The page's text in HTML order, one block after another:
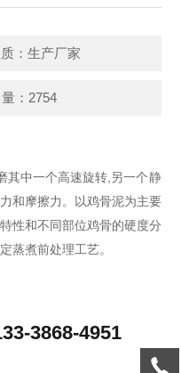
：生产厂家
：2754
其中一个高速旋转,另一个静
和摩擦力。以鸡骨泥为主要
性和不同部位鸡骨的硬度分
蒸煮前处理工艺。
3868-4951